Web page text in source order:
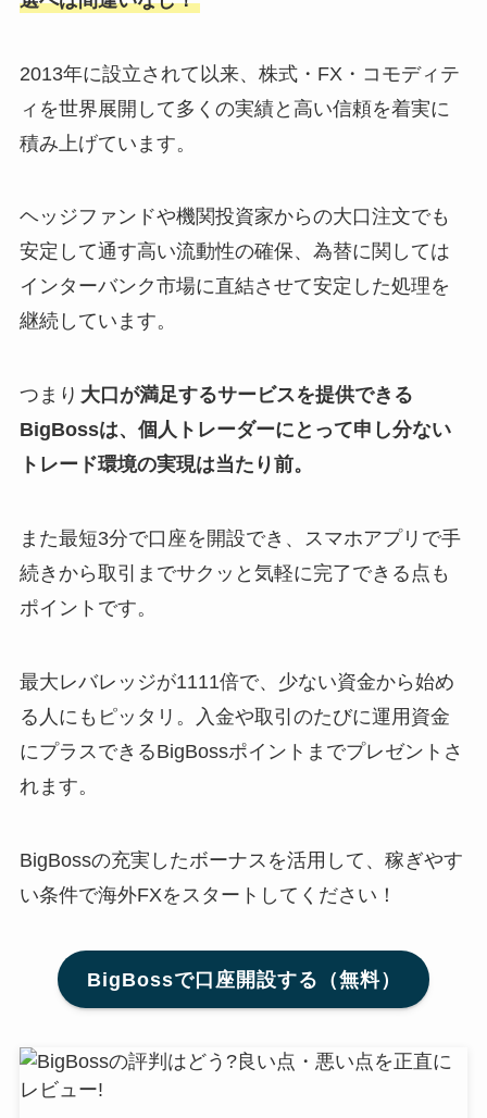
2013年に設立されて以来、株式・FX・コモディテ
ィを世界展開して多くの実績と高い信頼を着実に
積み上げています。
ヘッジファンドや機関投資家からの大口注文でも
安定して通す高い流動性の確保、為替に関しては
インターバンク市場に直結させて安定した処理を
継続しています。
つまり 大口が満足するサービスを提供できる
BigBossは、個人トレーダーにとって申し分ない
トレード環境の実現は当たり前。
また最短3分で口座を開設でき、スマホアプリで手
続きから取引までサクッと気軽に完了できる点も
ポイントです。
最大レバレッジが1111倍で、少ない資金から始め
る人にもピッタリ。入金や取引のたびに運用資金
にプラスできるBigBossポイントまでプレゼントさ
れます。
BigBossの充実したボーナスを活用して、稼ぎやす
い条件で海外FXをスタートしてください！
BigBossで口座開設する（無料）